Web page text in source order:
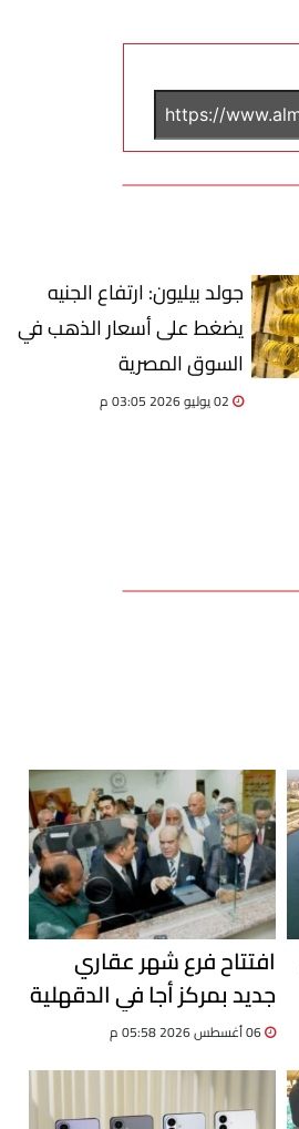
جولد بيليون: ارتفاع الجنيه
يضغط على أسعار الذهب في
السوق المصرية
افتتاح فرع شهر عقاري
جديد بمركز أجا في الدقهلية
لتقديم خدمات التوثيق
الرقمية
06 أغسطس 2026 05:58 م